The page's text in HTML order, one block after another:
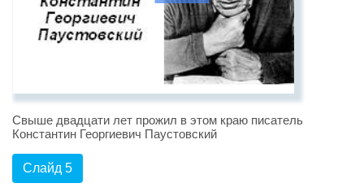
Свыше двадцати лет прожил в этом краю писатель
Константин Георгиевич Паустовский
Слайд 5